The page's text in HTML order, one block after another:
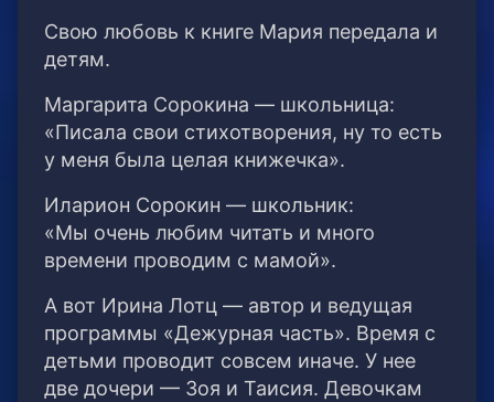
Свою любовь к книге Мария передала и
детям.
Маргарита Сорокина — школьница:
«Писала свои стихотворения, ну то есть
у меня была целая книжечка».
Иларион Сорокин — школьник:
«Мы очень любим читать и много
времени проводим с мамой».
А вот Ирина Лотц — автор и ведущая
программы «Дежурная часть». Время с
детьми проводит совсем иначе. У нее
две дочери — Зоя и Таисия. Девочкам